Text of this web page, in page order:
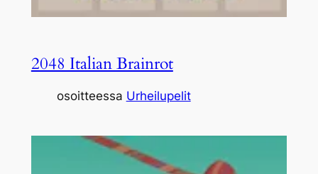
2048 Italian Brainrot
osoitteessa Urheilupelit